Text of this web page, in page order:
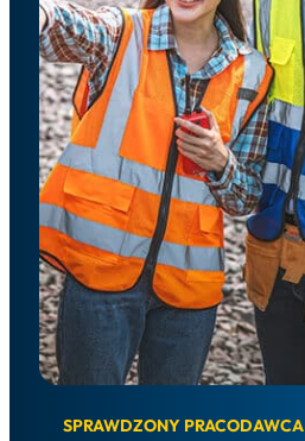
SPRAWDZONY PRACODAWCA